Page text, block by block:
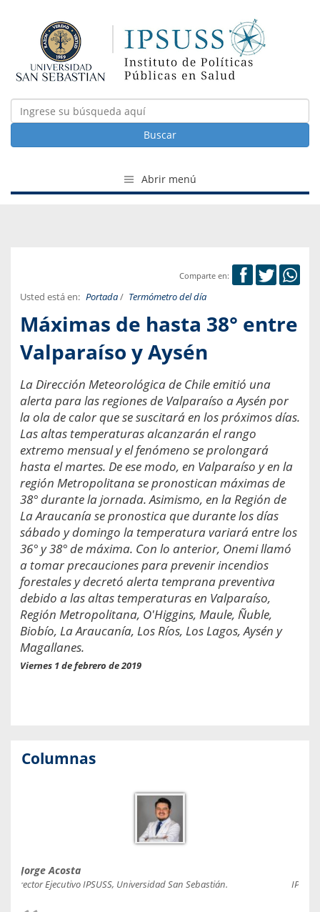
Buscar
Abrir menú
Comparte en:
Usted está en: Portada/ Termómetro del día
Máximas de hasta 38° entre
Valparaíso y Aysén
La Dirección Meteorológica de Chile emitió una
alerta para las regiones de Valparaíso a Aysén por
la ola de calor que se suscitará en los próximos días.
Las altas temperaturas alcanzarán el rango
extremo mensual y el fenómeno se prolongará
hasta el martes. De ese modo, en Valparaíso y en la
región Metropolitana se pronostican máximas de
38° durante la jornada. Asimismo, en la Región de
La Araucanía se pronostica que durante los días
sábado y domingo la temperatura variará entre los
36° y 38° de máxima. Con lo anterior, Onemi llamó
a tomar precauciones para prevenir incendios
forestales y decretó alerta temprana preventiva
debido a las altas temperaturas en Valparaíso,
Región Metropolitana, O'Higgins, Maule, Ñuble,
Biobío, La Araucanía, Los Ríos, Los Lagos, Aysén y
Magallanes.
Viernes 1 de febrero de 2019
Columnas
Jorge Acosta
Director Ejecutivo IPSUSS, Universidad San Sebastián.